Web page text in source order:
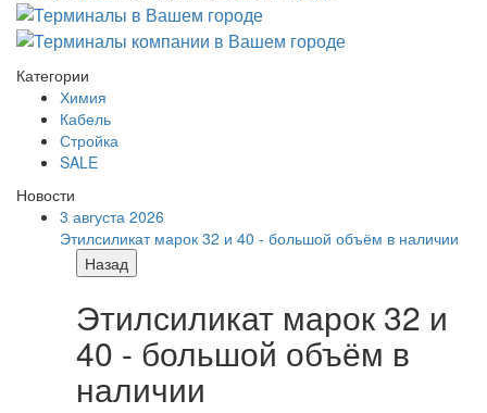
Категории
Химия
Кабель
Стройка
SALE
Новости
3 августа 2026
Этилсиликат марок 32 и 40 - большой объём в наличии
Назад
Этилсиликат марок 32 и
40 - большой объём в
наличии